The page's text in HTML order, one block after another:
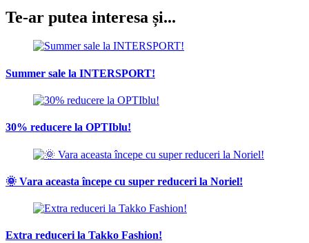
Te-ar putea interesa și...
Summer sale la INTERSPORT!
30% reducere la OPTIblu!
🌞 Vara aceasta începe cu super reduceri la Noriel!
Extra reduceri la Takko Fashion!